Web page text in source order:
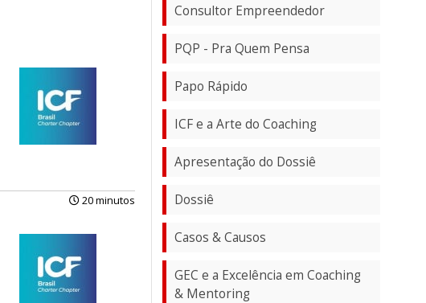
20 minutos
Consultor Empreendedor
PQP - Pra Quem Pensa
Papo Rápido
ICF e a Arte do Coaching
Apresentação do Dossiê
Dossiê
Casos & Causos
GEC e a Excelência em Coaching
& Mentoring